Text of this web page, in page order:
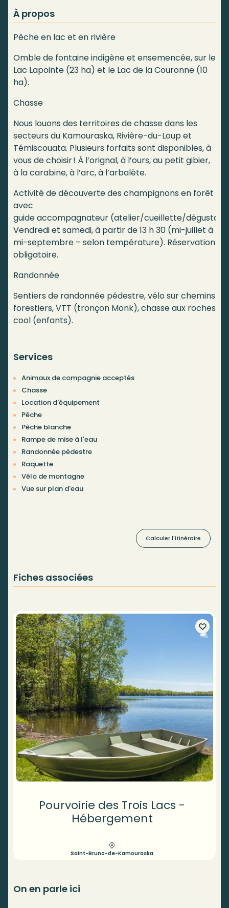
À propos
Pêche en lac et en rivière
Omble de fontaine indigène et ensemencée, sur le
Lac Lapointe (23 ha) et le Lac de la Couronne (10
ha).
Chasse
Nous louons des territoires de chasse dans les
secteurs du Kamouraska, Rivière-du-Loup et
Témiscouata. Plusieurs forfaits sont disponibles, à
vous de choisir ! À l’orignal, à l’ours, au petit gibier,
à la carabine, à l’arc, à l’arbalète.
Activité de découverte des champignons en forêt
avec
guide accompagnateur (atelier/cueillette/
Vendredi et samedi, à partir de 13 h 30 (mi-juillet à
mi-septembre – selon température). Réservation
obligatoire.
Randonnée
Sentiers de randonnée pédestre, vélo sur chemins
forestiers, VTT (tronçon Monk), chasse aux roches
cool (enfants).
Services
Animaux de compagnie acceptés
Chasse
Location d'équipement
Pêche
Pêche blanche
Rampe de mise à l'eau
Randonnée pédestre
Raquette
Vélo de montagne
Vue sur plan d'eau
Calculer l'itinéraire
Fiches associées
Pourvoirie des Trois Lacs -
Hébergement
Saint-Bruno-de-Kamouraska
On en parle ici